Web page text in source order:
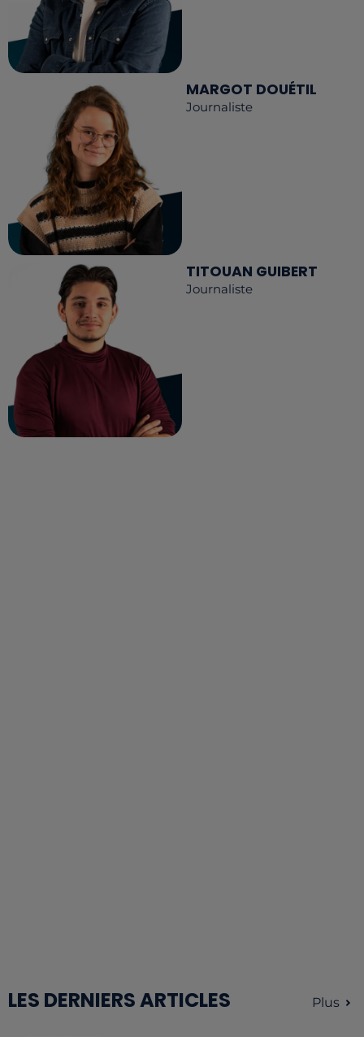
MARGOT DOUÉTIL
Journaliste
TITOUAN GUIBERT
Journaliste
LES DERNIERS ARTICLES Plus